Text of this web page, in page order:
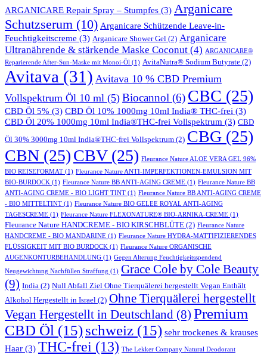
ARGANICARE Repair Spray – Stumpfes (3) Arganicare
Schutzserum (10) Arganicare Schützende Leave-in-
Feuchtigkeitscreme (3) Arganicare Shower Gel (2) Arganicare
Ultranährende & stärkende Maske Coconut (4) ARGANICARE®
Reparierende After-Sun-Maske mit Monoi-Öl (1) AvitaNutra® Sodium Butyrate (2)
Avitava (31) Avitava 10 % CBD Premium
Vollspektrum Öl 10 ml (5) Biocannol (6) CBC (25)
CBD Öl 5% (3) CBD Öl 10% 1000mg 10ml India® THC-frei (3)
CBD Öl 20% 1000mg 10ml India®THC-frei Vollspektrum (3) CBD
Öl 30% 3000mg 10ml India®THC-frei Vollspektrum (2) CBG (25)
CBN (25)CBV(25) Fleurance Nature ALOE VERA GEL 96%
BIO REISEFORMAT (1) Fleurance Nature ANTI-IMPERFEKTIONEN-EMULSION MIT
BIO-BURDOCK (1) Fleurance Nature BB ANTI-AGING CREME (1) Fleurance Nature BB
ANTI-AGING CREME - BIO LIGHT TINT (1) Fleurance Nature BB ANTI-AGING CREME
- BIO MITTELTINT (1) Fleurance Nature BIO GELEE ROYAL ANTI-AGING
TAGESCREME (1) Fleurance Nature FLEXONATURE® BIO-ARNIKA-CREME (1)
Fleurance Nature HANDCREME - BIO KIRSCHBLÜTE (2) Fleurance Nature
HANDCREME - BIO MANDARINE (1) Fleurance Nature HYDRA-MATTIFIZIERENDES
FLÜSSIGKEIT MIT BIO BURDOCK (1) Fleurance Nature ORGANISCHE
AUGENKONTURBEHANDLUNG (1) Gegen Alterung Feuchtigkeitsspendend
Neugewichtung Nachfüllen Straffung (1) Grace Cole by Cole Beauty
(9) India (2) Null Abfall Ziel Ohne Tierquälerei hergestellt Vegan Enthält
Alkohol Hergestellt in Israel (2) Ohne Tierquälerei hergestellt
Vegan Hergestellt in Deutschland (8) Premium
CBD Öl (15)schweiz (15) sehr trockenes & krauses
Haar (3) THC-frei (13) The Lekker Company Natural Deodorant